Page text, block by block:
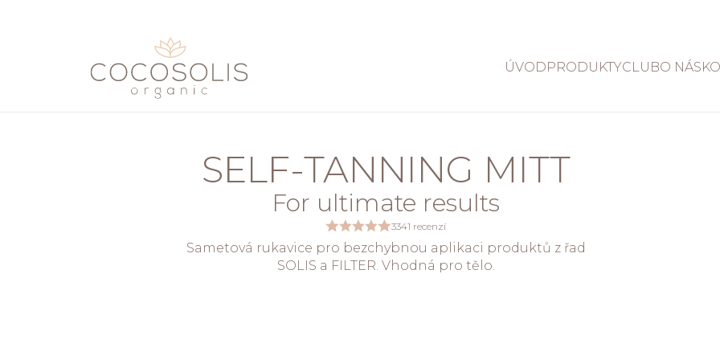
ÚVODPRODUKTYCLUBO NÁS
SELF-TANNING MITT
For ultimate results
3341 recenzí
Sametová rukavice pro bezchybnou aplikaci produktů z řad
SOLIS a FILTER. Vhodná pro tělo.